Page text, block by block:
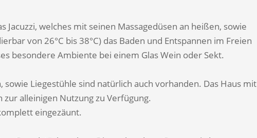
Jacuzzi, welches mit seinen Massagedüsen an heißen, sowie
von 26°C bis 38°C) das Baden und Entspannen im Freien
besondere Ambiente bei einem Glas Wein oder Sekt.
sowie Liegestühle sind natürlich auch vorhanden. Das Haus mit
zur alleinigen Nutzung zu Verfügung.
eingezäunt.